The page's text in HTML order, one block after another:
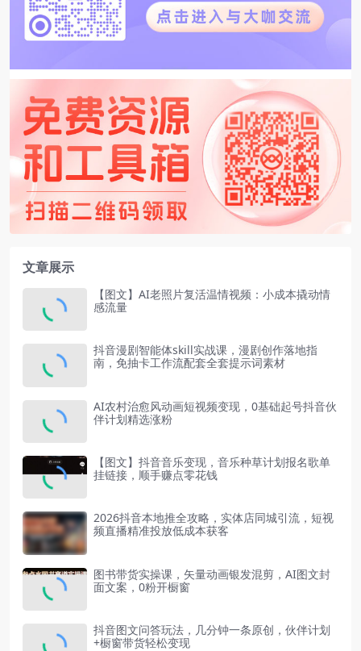
文章展示
【图文】AI老照片复活温情视频：小成本撬动情
感流量
抖音漫剧智能体skill实战课，漫剧创作落地指
南，免抽卡工作流配套全套提示词素材
AI农村治愈风动画短视频变现，0基础起号抖音伙
伴计划精选涨粉
【图文】抖音音乐变现，音乐种草计划报名歌单
挂链接，顺手赚点零花钱
2026抖音本地推全攻略，实体店同城引流，短视
频直播精准投放低成本获客
图书带货实操课，矢量动画银发混剪，AI图文封
面文案，0粉开橱窗
抖音图文问答玩法，几分钟一条原创，伙伴计划
+橱窗带货轻松变现